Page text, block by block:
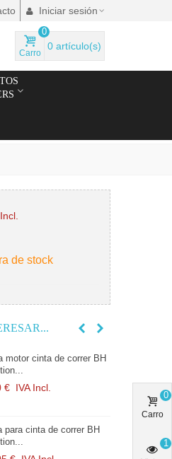
Iniciar sesión
Carro
0
0 artículo(s)
de stock
motor cinta de correr BH
€ IVA Incl.
para cinta de correr BH
Carro
0
1